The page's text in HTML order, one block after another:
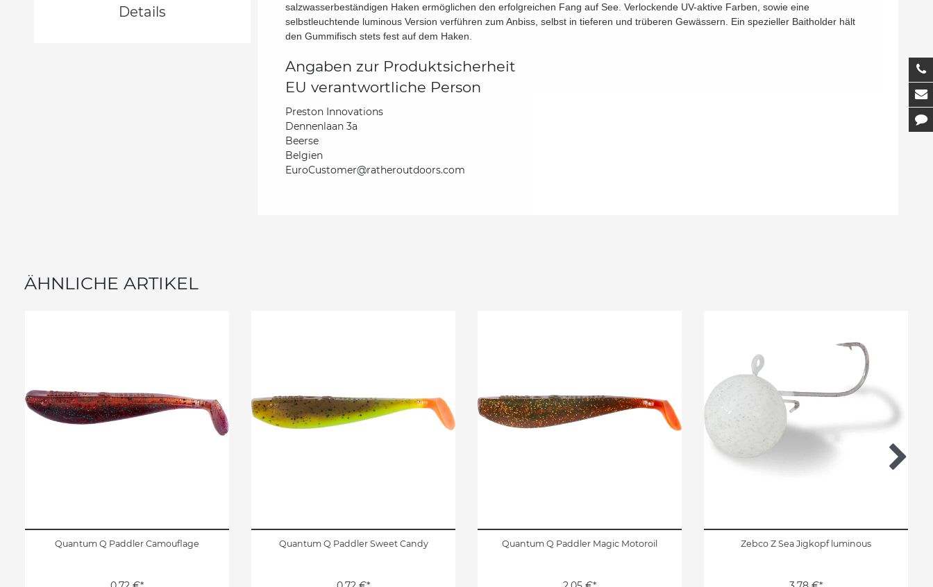
Details
salzwasserbeständigen Haken ermöglichen den erfolgreichen Fang auf See. Verlockende UV-aktive Farben, sowie eine
selbstleuchtende luminous Version verführen zum Anbiss, selbst in tieferen und trüberen Gewässern. Ein spezieller Baitholder hält
den Gummifisch stets fest auf dem Haken.
Angaben zur Produktsicherheit
EU verantwortliche Person
Preston Innovations
Dennenlaan 3a
Beerse
Belgien
EuroCustomer@ratheroutdoors.com
ÄHNLICHE ARTIKEL
Quantum Q Paddler Camouflage Quantum Q Paddler Sweet Candy Quantum Q Paddler Magic Motoroil Zebco Z Sea Jigkopf luminous